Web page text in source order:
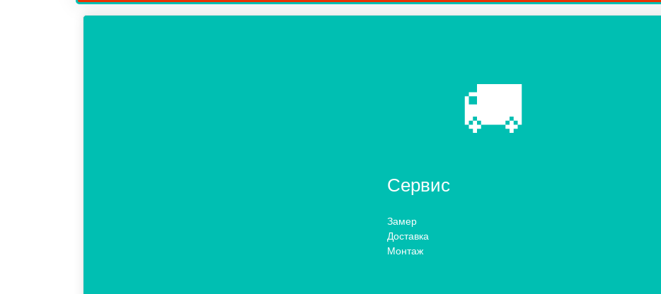
🚚
Сервис
Замер
Доставка
Монтаж